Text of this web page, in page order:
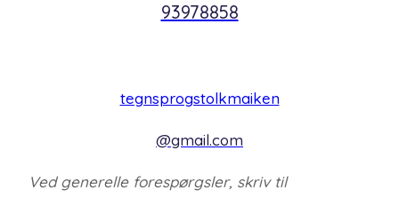
93978858
tegnsprogstolkmaiken
@gmail.com
Ved generelle forespørgsler, skriv til